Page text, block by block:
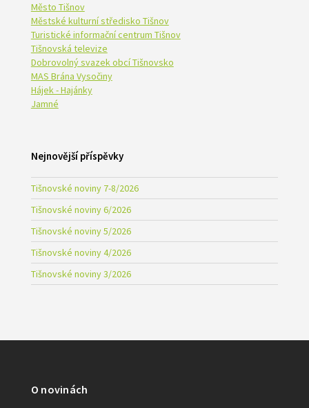
Město Tišnov
Městské kulturní středisko Tišnov
Turistické informační centrum Tišnov
Tišnovská televize
Dobrovolný svazek obcí Tišnovsko
MAS Brána Vysočiny
Hájek - Hajánky
Jamné
Nejnovější příspěvky
Tišnovské noviny 7-8/2026
Tišnovské noviny 6/2026
Tišnovské noviny 5/2026
Tišnovské noviny 4/2026
Tišnovské noviny 3/2026
O novinách